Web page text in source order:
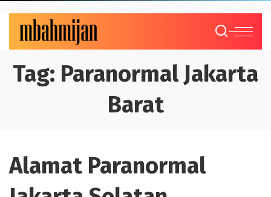
Tag: Paranormal Jakarta
Barat
Alamat Paranormal